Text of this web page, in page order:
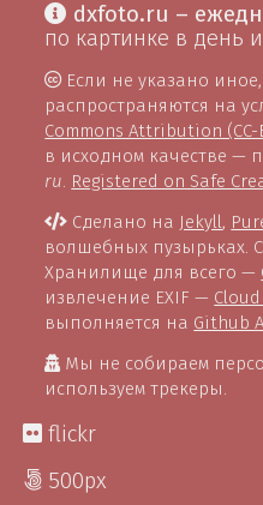
dxfoto.ru –
по картинке в день
Если не указано
распространяются на
Commons Attribution (CC-
в исходном качестве —
ru Registered on Safe
Сделано на Jekyll,
волшебных пузырьках.
Хранилище для всего —
извлечение EXIF —
выполняется на Github
Мы не собираем
используем трекеры.
flickr
500px